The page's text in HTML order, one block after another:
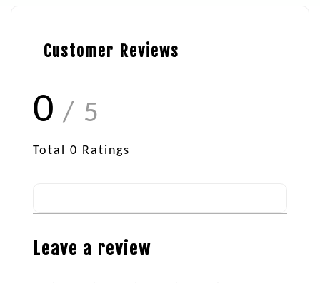
Customer Reviews
0 / 5
Total 0 Ratings
Leave a review